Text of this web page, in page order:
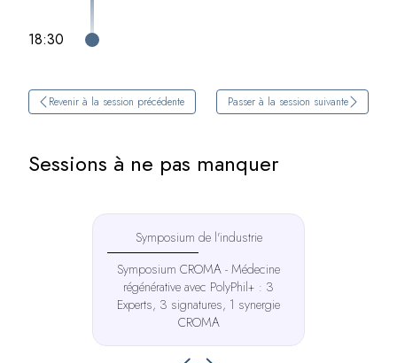
18:30
Revenir à la session précédente Passer à la session suivante
Sessions à ne pas manquer
Symposium de l'industrie
Symposium CROMA - Médecine
régénérative avec PolyPhil+ : 3
Experts, 3 signatures, 1 synergie
CROMA